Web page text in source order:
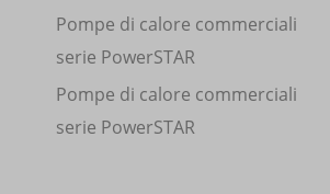
Pompe di calore commerciali
serie PowerSTAR
Pompe di calore commerciali
serie PowerSTAR